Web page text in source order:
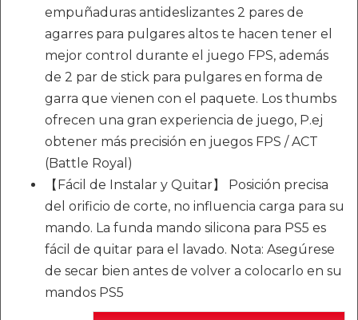
empuñaduras antideslizantes 2 pares de
agarres para pulgares altos te hacen tener el
mejor control durante el juego FPS, además
de 2 par de stick para pulgares en forma de
garra que vienen con el paquete. Los thumbs
ofrecen una gran experiencia de juego, P.ej
obtener más precisión en juegos FPS / ACT
(Battle Royal)
【Fácil de Instalar y Quitar】 Posición precisa
del orificio de corte, no influencia carga para su
mando. La funda mando silicona para PS5 es
fácil de quitar para el lavado. Nota: Asegúrese
de secar bien antes de volver a colocarlo en su
mandos PS5